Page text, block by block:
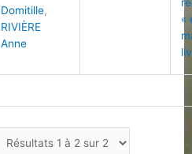
Domitille,
RIVIÈRE
Anne
«